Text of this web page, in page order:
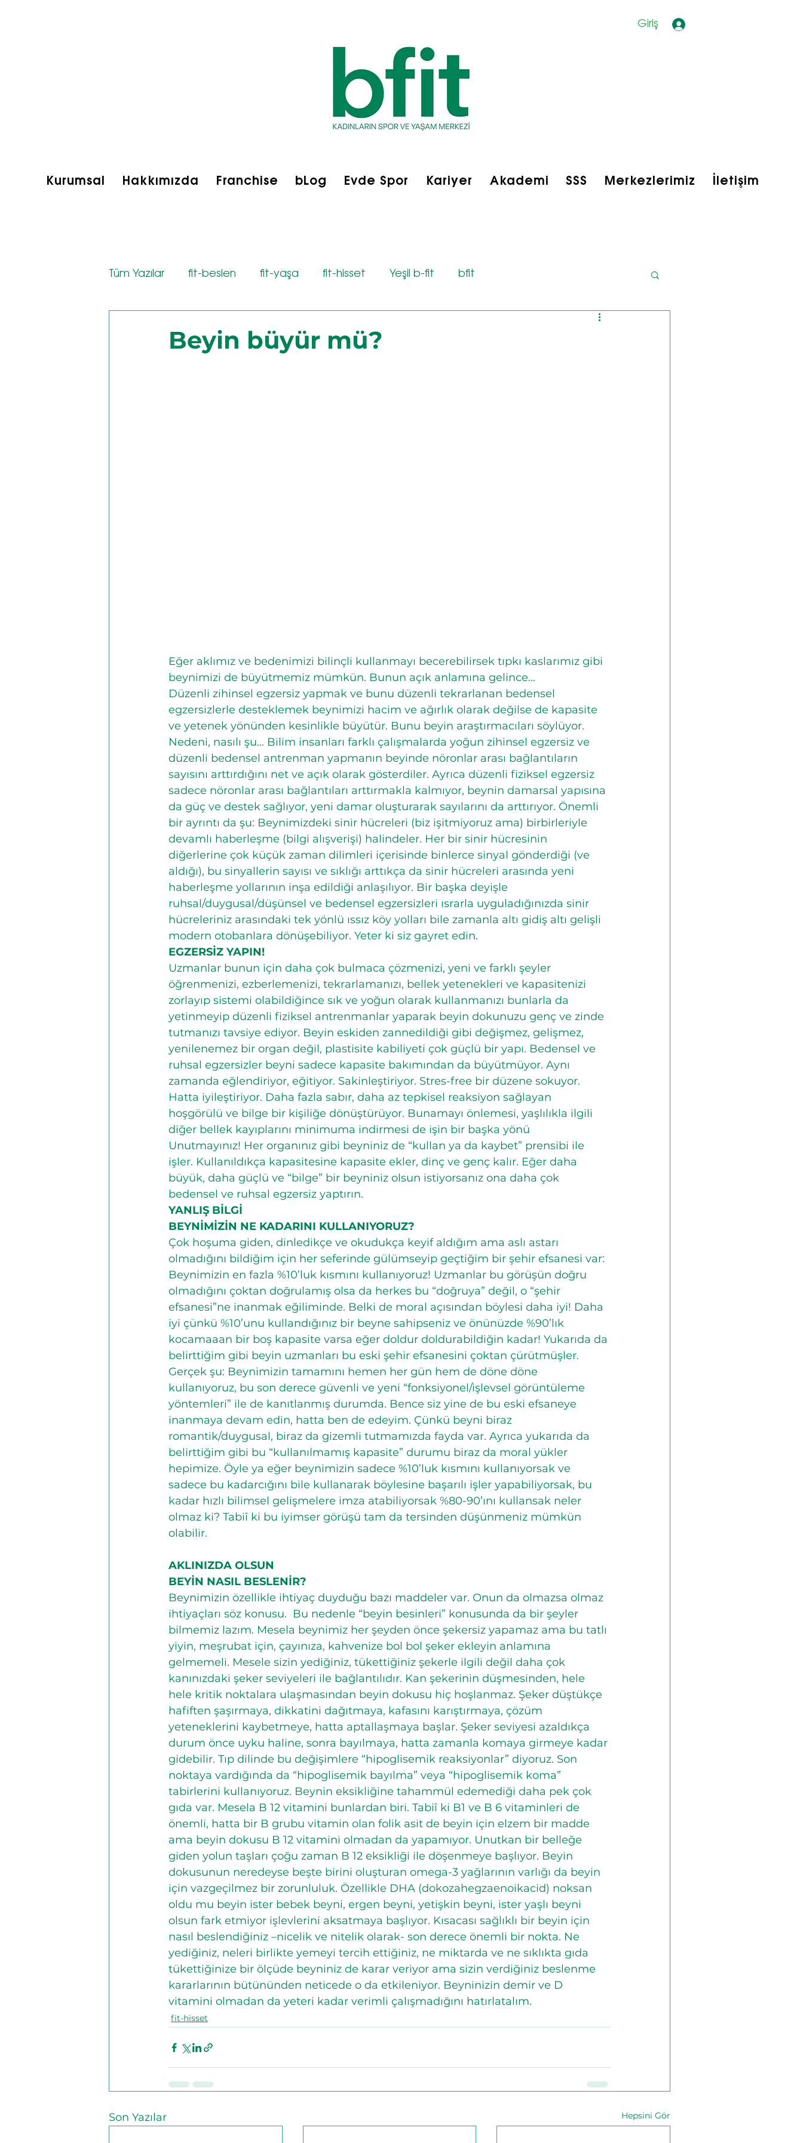
Giriş
bfit Shop
Kurumsal Hakkımızda Franchise bLog Evde Spor Kariyer Akademi SSS Merkezlerimiz İletişim
Tüm Yazılar fit-beslen fit-yaşa fit-hisset Yeşil b-fit bfit
Beyin büyür mü?
Eğer aklımız ve bedenimizi bilinçli kullanmayı becerebilirsek tıpkı kaslarımız gibi
beynimizi de büyütmemiz mümkün. Bunun açık anlamına gelince…
Düzenli zihinsel egzersiz yapmak ve bunu düzenli tekrarlanan bedensel
egzersizlerle desteklemek beynimizi hacim ve ağırlık olarak değilse de kapasite
ve yetenek yönünden kesinlikle büyütür. Bunu beyin araştırmacıları söylüyor.
Nedeni, nasılı şu… Bilim insanları farklı çalışmalarda yoğun zihinsel egzersiz ve
düzenli bedensel antrenman yapmanın beyinde nöronlar arası bağlantıların
sayısını arttırdığını net ve açık olarak gösterdiler. Ayrıca düzenli fiziksel egzersiz
sadece nöronlar arası bağlantıları arttırmakla kalmıyor, beynin damarsal yapısına
da güç ve destek sağlıyor, yeni damar oluşturarak sayılarını da arttırıyor. Önemli
bir ayrıntı da şu: Beynimizdeki sinir hücreleri (biz işitmiyoruz ama) birbirleriyle
devamlı haberleşme (bilgi alışverişi) halindeler. Her bir sinir hücresinin
diğerlerine çok küçük zaman dilimleri içerisinde binlerce sinyal gönderdiği (ve
aldığı), bu sinyallerin sayısı ve sıklığı arttıkça da sinir hücreleri arasında yeni
haberleşme yollarının inşa edildiği anlaşılıyor. Bir başka deyişle
ruhsal/duygusal/düşünsel ve bedensel egzersizleri ısrarla uyguladığınızda sinir
hücreleriniz arasındaki tek yönlü ıssız köy yolları bile zamanla altı gidiş altı gelişli
modern otobanlara dönüşebiliyor. Yeter ki siz gayret edin.
EGZERSİZ YAPIN!
Uzmanlar bunun için daha çok bulmaca çözmenizi, yeni ve farklı şeyler
öğrenmenizi, ezberlemenizi, tekrarlamanızı, bellek yetenekleri ve kapasitenizi
zorlayıp sistemi olabildiğince sık ve yoğun olarak kullanmanızı bunlarla da
yetinmeyip düzenli fiziksel antrenmanlar yaparak beyin dokunuzu genç ve zinde
tutmanızı tavsiye ediyor. Beyin eskiden zannedildiği gibi değişmez, gelişmez,
yenilenemez bir organ değil, plastisite kabiliyeti çok güçlü bir yapı. Bedensel ve
ruhsal egzersizler beyni sadece kapasite bakımından da büyütmüyor. Aynı
zamanda eğlendiriyor, eğitiyor. Sakinleştiriyor. Stres-free bir düzene sokuyor.
Hatta iyileştiriyor. Daha fazla sabır, daha az tepkisel reaksiyon sağlayan
hoşgörülü ve bilge bir kişiliğe dönüştürüyor. Bunamayı önlemesi, yaşlılıkla ilgili
diğer bellek kayıplarını minimuma indirmesi de işin bir başka yönü
Unutmayınız! Her organınız gibi beyniniz de “kullan ya da kaybet” prensibi ile
işler. Kullanıldıkça kapasitesine kapasite ekler, dinç ve genç kalır. Eğer daha
büyük, daha güçlü ve “bilge” bir beyniniz olsun istiyorsanız ona daha çok
bedensel ve ruhsal egzersiz yaptırın.
YANLIŞ BİLGİ
BEYNİMİZİN NE KADARINI KULLANIYORUZ?
Çok hoşuma giden, dinledikçe ve okudukça keyif aldığım ama aslı astarı
olmadığını bildiğim için her seferinde gülümseyip geçtiğim bir şehir efsanesi var:
Beynimizin en fazla %10’luk kısmını kullanıyoruz! Uzmanlar bu görüşün doğru
olmadığını çoktan doğrulamış olsa da herkes bu “doğruya” değil, o “şehir
efsanesi”ne inanmak eğiliminde. Belki de moral açısından böylesi daha iyi! Daha
iyi çünkü %10’unu kullandığınız bir beyne sahipseniz ve önünüzde %90’lık
kocamaaan bir boş kapasite varsa eğer doldur doldurabildiğin kadar! Yukarıda da
belirttiğim gibi beyin uzmanları bu eski şehir efsanesini çoktan çürütmüşler.
Gerçek şu: Beynimizin tamamını hemen her gün hem de döne döne
kullanıyoruz, bu son derece güvenli ve yeni “fonksiyonel/işlevsel görüntüleme
yöntemleri” ile de kanıtlanmış durumda. Bence siz yine de bu eski efsaneye
inanmaya devam edin, hatta ben de edeyim. Çünkü beyni biraz
romantik/duygusal, biraz da gizemli tutmamızda fayda var. Ayrıca yukarıda da
belirttiğim gibi bu “kullanılmamış kapasite” durumu biraz da moral yükler
hepimize. Öyle ya eğer beynimizin sadece %10’luk kısmını kullanıyorsak ve
sadece bu kadarcığını bile kullanarak böylesine başarılı işler yapabiliyorsak, bu
kadar hızlı bilimsel gelişmelere imza atabiliyorsak %80-90’ını kullansak neler
olmaz ki? Tabiî ki bu iyimser görüşü tam da tersinden düşünmeniz mümkün
olabilir.
AKLINIZDA OLSUN
BEYİN NASIL BESLENİR?
Beynimizin özellikle ihtiyaç duyduğu bazı maddeler var. Onun da olmazsa olmaz
ihtiyaçları söz konusu.  Bu nedenle “beyin besinleri” konusunda da bir şeyler
bilmemiz lazım. Mesela beynimiz her şeyden önce şekersiz yapamaz ama bu tatlı
yiyin, meşrubat için, çayınıza, kahvenize bol bol şeker ekleyin anlamına
gelmemeli. Mesele sizin yediğiniz, tükettiğiniz şekerle ilgili değil daha çok
kanınızdaki şeker seviyeleri ile bağlantılıdır. Kan şekerinin düşmesinden, hele
hele kritik noktalara ulaşmasından beyin dokusu hiç hoşlanmaz. Şeker düştükçe
hafiften şaşırmaya, dikkatini dağıtmaya, kafasını karıştırmaya, çözüm
yeteneklerini kaybetmeye, hatta aptallaşmaya başlar. Şeker seviyesi azaldıkça
durum önce uyku haline, sonra bayılmaya, hatta zamanla komaya girmeye kadar
gidebilir. Tıp dilinde bu değişimlere “hipoglisemik reaksiyonlar” diyoruz. Son
noktaya vardığında da “hipoglisemik bayılma” veya “hipoglisemik koma”
tabirlerini kullanıyoruz. Beynin eksikliğine tahammül edemediği daha pek çok
gıda var. Mesela B 12 vitamini bunlardan biri. Tabiî ki B1 ve B 6 vitaminleri de
önemli, hatta bir B grubu vitamin olan folik asit de beyin için elzem bir madde
ama beyin dokusu B 12 vitamini olmadan da yapamıyor. Unutkan bir belleğe
giden yolun taşları çoğu zaman B 12 eksikliği ile döşenmeye başlıyor. Beyin
dokusunun neredeyse beşte birini oluşturan omega-3 yağlarının varlığı da beyin
için vazgeçilmez bir zorunluluk. Özellikle DHA (dokozahegzaenoikacid) noksan
oldu mu beyin ister bebek beyni, ergen beyni, yetişkin beyni, ister yaşlı beyni
olsun fark etmiyor işlevlerini aksatmaya başlıyor. Kısacası sağlıklı bir beyin için
nasıl beslendiğiniz –nicelik ve nitelik olarak- son derece önemli bir nokta. Ne
yediğiniz, neleri birlikte yemeyi tercih ettiğiniz, ne miktarda ve ne sıklıkta gıda
tükettiğinize bir ölçüde beyniniz de karar veriyor ama sizin verdiğiniz beslenme
kararlarının bütününden neticede o da etkileniyor. Beyninizin demir ve D
vitamini olmadan da yeteri kadar verimli çalışmadığını hatırlatalım.
fit-hisset
Son Yazılar Hepsini Gör